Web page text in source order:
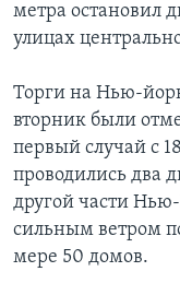
метра остановил
улицах
Торги на Нью-
вторник были
первый случай с
проводились два
другой части
сильным ветром
мере 50 домов.